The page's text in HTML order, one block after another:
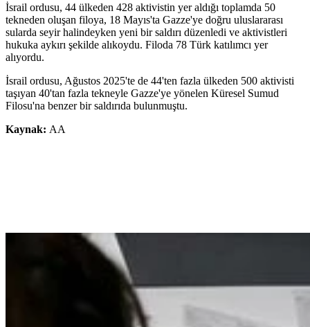
İsrail ordusu, 44 ülkeden 428 aktivistin yer aldığı toplamda 50
tekneden oluşan filoya, 18 Mayıs'ta Gazze'ye doğru uluslararası
sularda seyir halindeyken yeni bir saldırı düzenledi ve aktivistleri
hukuka aykırı şekilde alıkoydu. Filoda 78 Türk katılımcı yer
alıyordu.
İsrail ordusu, Ağustos 2025'te de 44'ten fazla ülkeden 500 aktivisti
taşıyan 40'tan fazla tekneyle Gazze'ye yönelen Küresel Sumud
Filosu'na benzer bir saldırıda bulunmuştu.
Kaynak: AA